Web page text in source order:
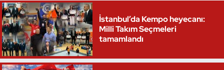
İstanbul’da Kempo heyecanı:
Milli Takım Seçmeleri
tamamlandı